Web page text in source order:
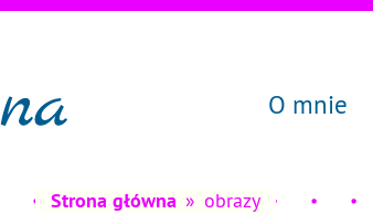
O mnie
Strona główna » obrazy